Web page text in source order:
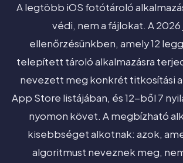
A legtöbb iOS fotótároló
védi, nem a fájlokat. A 2026
ellenőrzésünkben, amely 12
telepített tároló alkalmazásra
nevezett meg konkrét titkosítási
App Store listájában, és 12-ből 7
nyomon követ. A megbízható
kisebbséget alkotnak: azok,
algoritmust neveznek meg,